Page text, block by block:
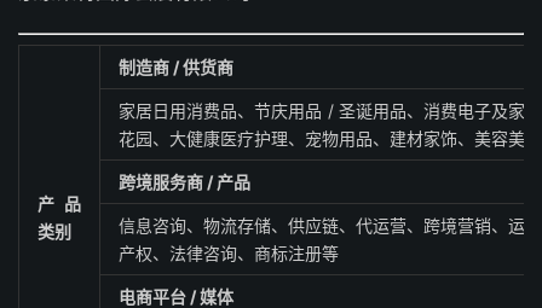
产品
类别
制造商 / 供货商
家居日用消费品、节庆用品 / 圣诞用品、消费电子及家
花园、大健康医疗护理、宠物用品、建材家饰、美容美
跨境服务商 / 产品
信息咨询、物流存储、供应链、代运营、跨境营销、运
产权、法律咨询、商标注册等
电商平台 / 媒体